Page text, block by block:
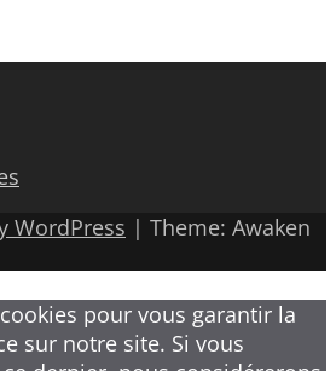
WordPress | Theme: Awaken
pour vous garantir la
sur notre site. Si vous